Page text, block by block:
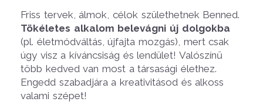
Friss tervek, álmok, célok születhetnek Benned.
Tökéletes alkalom belevágni új dolgokba
(pl. életmódváltás, újfajta mozgás), mert csak
úgy visz a kíváncsiság és lendület! Valószínű
több kedved van most a társasági élethez.
Engedd szabadjára a kreativitásod és alkoss
valami szépet!